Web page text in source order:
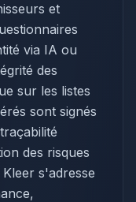
et
via IA ou
des
sur les listes
sont signés
des risques
s'adresse